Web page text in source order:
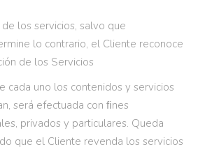
los servicios, salvo que
lo contrario, el Cliente reconoce
de los Servicios
cada uno los contenidos y servicios
será efectuada con ﬁnes
privados y particulares. Queda
que el Cliente revenda los servicios